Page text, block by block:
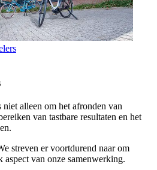
alleen om het afronden van
van tastbare resultaten en het
streven er voortdurend naar om
aspect van onze samenwerking.